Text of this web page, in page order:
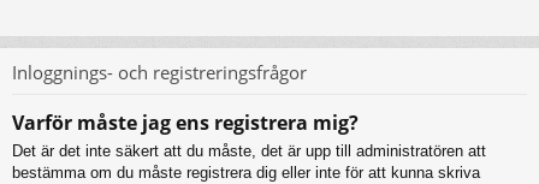
Inloggnings- och registreringsfrågor
Varför måste jag ens registrera mig?
Det är det inte säkert att du måste, det är upp till administratören att
bestämma om du måste registrera dig eller inte för att kunna skriva